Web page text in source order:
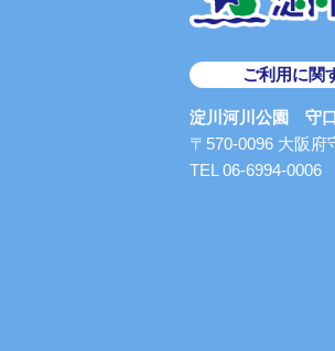
ご利用に関
淀川河川公園 守
〒570-0096 大阪府
TEL 06-6994-0006